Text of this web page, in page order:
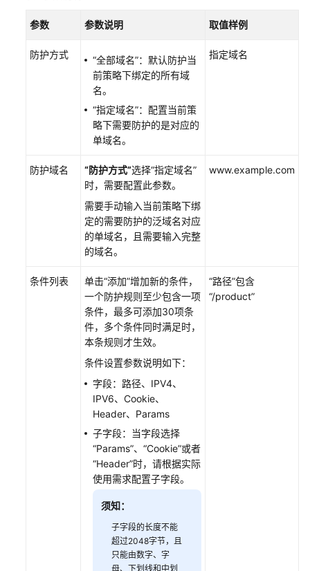
置
础
参数 参数说明 取值样例
防护方式 “全部域名”：默认防护当
前策略下绑定的所有域
名。
“指定域名”：配置当前策
略下需要防护的是对应的
单域名。
指定域名
防护域名 “防护方式”选择“指定域名”
时，需要配置此参数。
需要手动输入当前策略下绑
定的需要防护的泛域名对应
的单域名，且需要输入完整
的域名。
www.example.com
条件列表 单击“添加”增加新的条件，
一个防护规则至少包含一项
条件，最多可添加30项条
件，多个条件同时满足时，
本条规则才生效。
条件设置参数说明如下：
字段：路径、IPV4、
IPV6、Cookie、
Header、Params
子字段：当字段选择
“Params”、 “Cookie”或者
“Header”时，请根据实际
使用需求配置子字段。
须知：
子字段的长度不能
超过2048字节，且
只能由数字、字
母、下划线和中划
“路径”包含
“/product”